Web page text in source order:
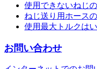
使用できないねじ
ねじ送り用ホース
使用最大トルクは
お問い合わせ